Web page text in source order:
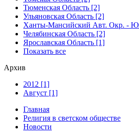
Тюменская Область [2]
Ульяновская Область [2]
Ханты-Мансийский Авт. Окр. -
Челябинская Область [2]
Ярославская Область [1]
Показать все
Архив
2012 [1]
Август [1]
Главная
Религия в светском обществе
Новости